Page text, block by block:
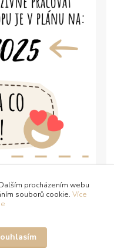
procházením webu
souborů cookie. Více